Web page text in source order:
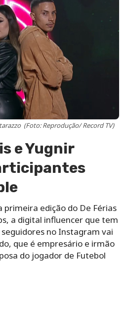
(Foto: Reprodução/ Record TV)
e Yugnir
primeira edição do De Férias
a digital influencer que tem
no Instagram vai
que é empresário e irmão
do jogador de Futebol